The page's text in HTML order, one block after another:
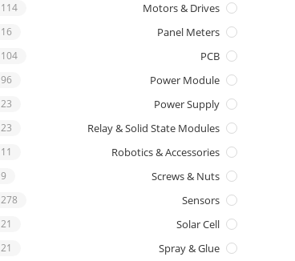
Motors & Drives
114
Panel Meters
16
PCB
104
Power Module
96
Power Supply
23
Relay & Solid State Modules
23
Robotics & Accessories
11
Screws & Nuts
9
Sensors
278
Solar Cell
21
Spray & Glue
21